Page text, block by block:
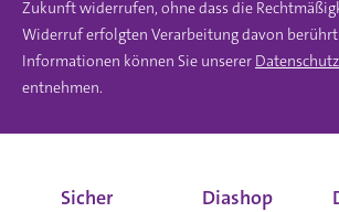
Zukunft widerrufen, ohne dass die
Widerruf erfolgten Verarbeitung davon
Informationen können Sie unserer
entnehmen.
Sicher
Diashop